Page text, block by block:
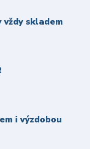
skladem
i výzdobou